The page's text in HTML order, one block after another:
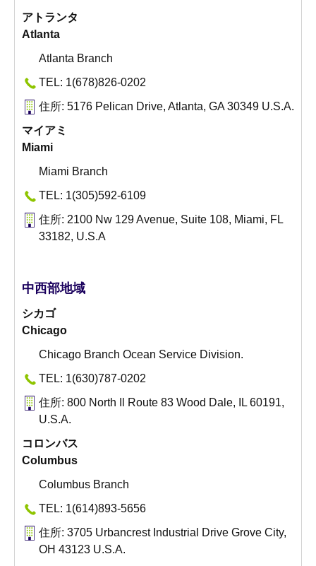
アトランタ
Atlanta
Atlanta Branch
TEL: 1(678)826-0202
住所: 5176 Pelican Drive, Atlanta, GA 30349 U.S.A.
マイアミ
Miami
Miami Branch
TEL: 1(305)592-6109
住所: 2100 Nw 129 Avenue, Suite 108, Miami, FL
33182, U.S.A
中西部地域
シカゴ
Chicago
Chicago Branch Ocean Service Division.
TEL: 1(630)787-0202
住所: 800 North Il Route 83 Wood Dale, IL 60191,
U.S.A.
コロンバス
Columbus
Columbus Branch
TEL: 1(614)893-5656
住所: 3705 Urbancrest Industrial Drive Grove City,
OH 43123 U.S.A.